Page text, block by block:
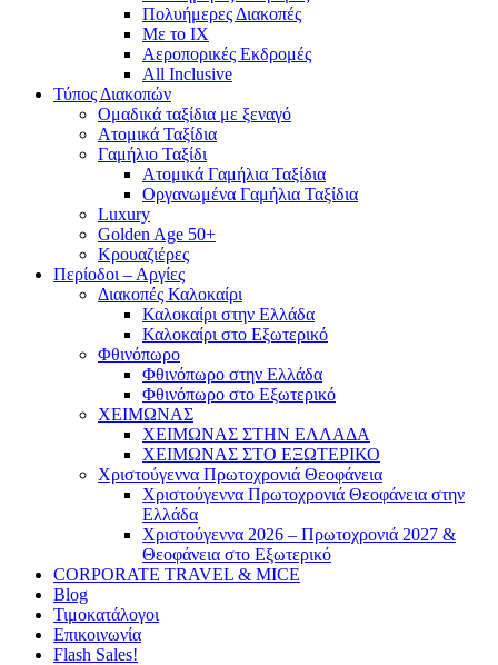
Πολυήμερες Διακοπές
Με το ΙΧ
Αεροπορικές Εκδρομές
All Inclusive
Τύπος Διακοπών
Ομαδικά ταξίδια με ξεναγό
Ατομικά Ταξίδια
Γαμήλιο Ταξίδι
Ατομικά Γαμήλια Ταξίδια
Οργανωμένα Γαμήλια Ταξίδια
Luxury
Golden Age 50+
Κρουαζιέρες
Περίοδοι – Αργίες
Διακοπές Καλοκαίρι
Καλοκαίρι στην Ελλάδα
Καλοκαίρι στο Εξωτερικό
Φθινόπωρο
Φθινόπωρο στην Ελλάδα
Φθινόπωρο στο Εξωτερικό
ΧΕΙΜΩΝΑΣ
ΧΕΙΜΩΝΑΣ ΣΤΗΝ ΕΛΛΑΔΑ
ΧΕΙΜΩΝΑΣ ΣΤΟ ΕΞΩΤΕΡΙΚΟ
Χριστούγεννα Πρωτοχρονιά Θεοφάνεια
Χριστούγεννα Πρωτοχρονιά Θεοφάνεια στην
Ελλάδα
Χριστούγεννα 2026 – Πρωτοχρονιά 2027 &
Θεοφάνεια στο Εξωτερικό
CORPORATE TRAVEL & MICE
Blog
Τιμοκατάλογοι
Επικοινωνία
Flash Sales!